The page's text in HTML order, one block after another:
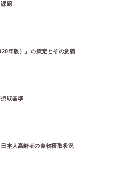
題
年版）』の策定とその意義
取基準
本人高齢者の食物摂取状況